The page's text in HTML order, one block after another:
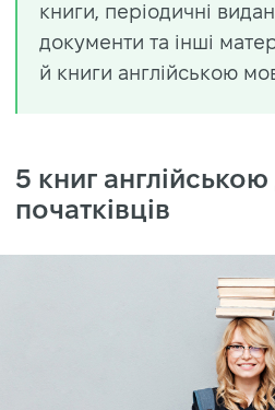
книги, періодичні
документи та інші
й книги англійською
5 книг англійською
початківців